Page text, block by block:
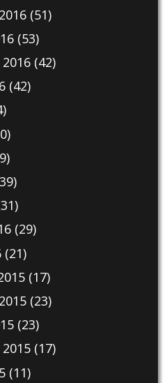
(51)
(53)
(42)
(42)
(29)
(21)
(17)
(23)
(23)
(17)
(11)